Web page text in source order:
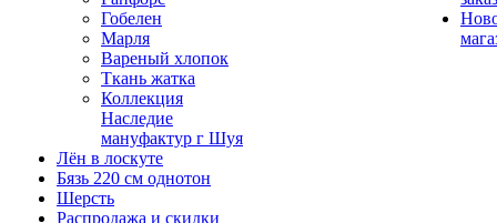
Гобелен
Марля
Вареный хлопок
Ткань жатка
Коллекция
Наследие
мануфактур г Шуя
Лён в лоскуте
Бязь 220 см однотон
Шерсть
Распродажа и скидки